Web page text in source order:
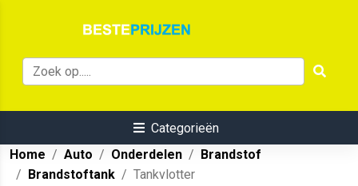
Categorieën
Home
Auto Onderdelen
Brandstof
Brandstoftank
Tankvlotter